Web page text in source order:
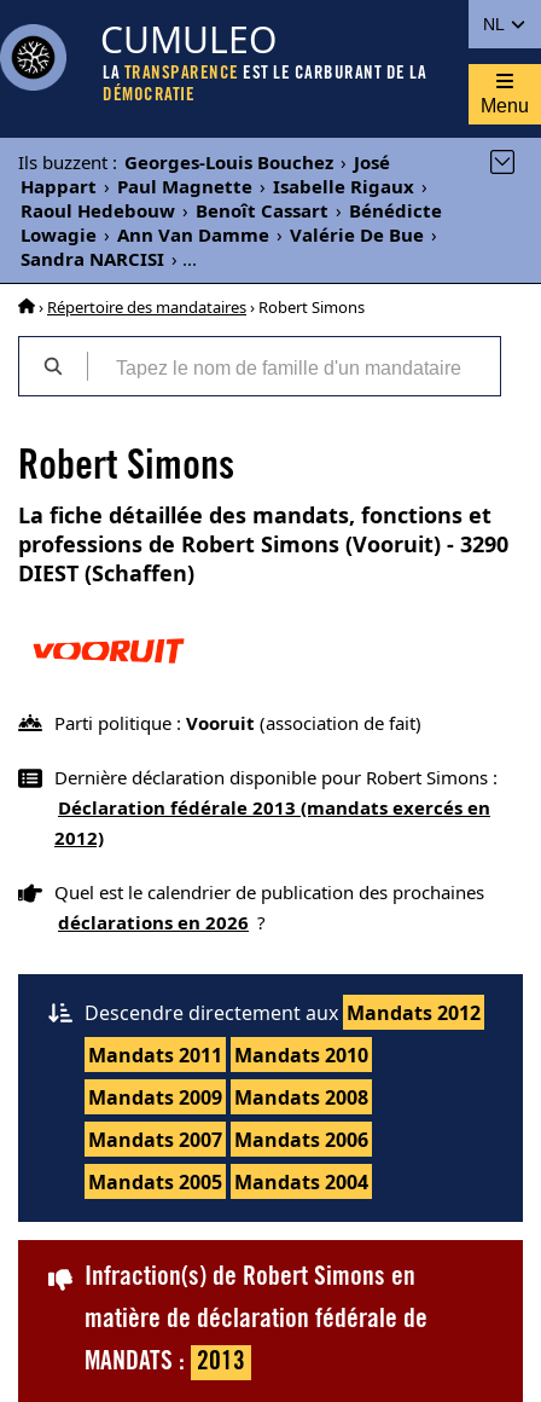
NL
CUMULEO
LA TRANSPARENCE EST LE CARBURANT DE LA
DÉMOCRATIE
Menu
Ils buzzent : Georges-Louis Bouchez › José
Happart › Paul Magnette › Isabelle Rigaux ›
Raoul Hedebouw › Benoît Cassart › Bénédicte
Lowagie › Ann Van Damme › Valérie De Bue ›
Sandra NARCISI › ...
› Répertoire des mandataires› Robert Simons
Robert Simons
La fiche détaillée des mandats, fonctions et
professions de Robert Simons (Vooruit) - 3290
DIEST (Schaffen)
Parti politique : Vooruit (association de fait)
Dernière déclaration disponible pour Robert Simons :
Déclaration fédérale 2013 (mandats exercés en
2012)
Quel est le calendrier de publication des prochaines
déclarations en 2026 ?
Descendre directement aux Mandats 2012
Mandats 2011 Mandats 2010
Mandats 2009 Mandats 2008
Mandats 2007 Mandats 2006
Mandats 2005 Mandats 2004
Infraction(s) de Robert Simons en
matière de déclaration fédérale de
MANDATS : 2013